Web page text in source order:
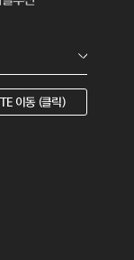
이동 (클릭)